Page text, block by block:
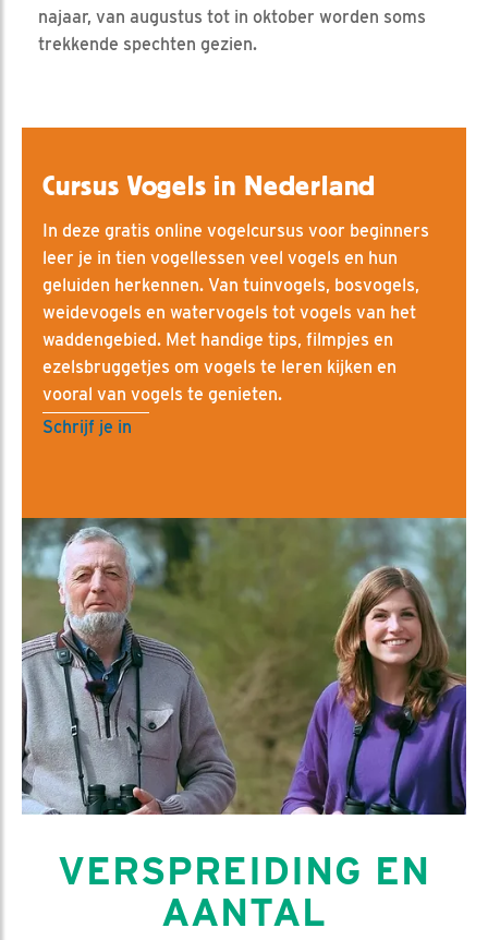
najaar, van augustus tot in oktober worden soms
trekkende spechten gezien.
Cursus Vogels in Nederland
In deze gratis online vogelcursus voor beginners
leer je in tien vogellessen veel vogels en hun
geluiden herkennen. Van tuinvogels, bosvogels,
weidevogels en watervogels tot vogels van het
waddengebied. Met handige tips, filmpjes en
ezelsbruggetjes om vogels te leren kijken en
vooral van vogels te genieten.
Schrijf je in
VERSPREIDING EN
AANTAL